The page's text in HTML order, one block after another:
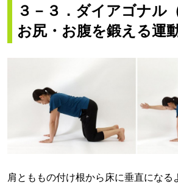
３－３． ダイアゴナル
お尻・お腹を鍛える運動
肩とももの付け根から床に垂直になる